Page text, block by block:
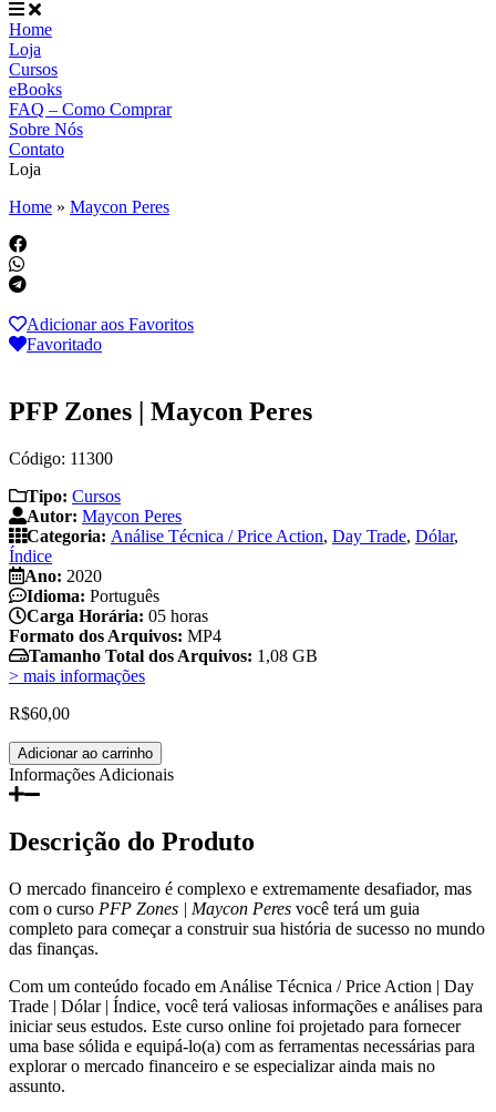
Home
Loja
Cursos
eBooks
FAQ – Como Comprar
Sobre Nós
Contato
Loja
Home » Maycon Peres
Adicionar aos Favoritos
Favoritado
PFP Zones | Maycon Peres
Código: 11300
Tipo: Cursos
Autor: Maycon Peres
Categoria: Análise Técnica / Price Action, Day Trade, Dólar,
Índice
Ano: 2020
Idioma: Português
Carga Horária: 05 horas
Formato dos Arquivos: MP4
Tamanho Total dos Arquivos: 1,08 GB
> mais informações
R$60,00
PFP
Zones
|
Peres
quantidade
Adicionar ao carrinho
Informações Adicionais
Descrição do Produto
O mercado financeiro é complexo e extremamente desafiador, mas
com o curso PFP Zones | Maycon Peres você terá um guia
completo para começar a construir sua história de sucesso no mundo
das finanças.
Com um conteúdo focado em Análise Técnica / Price Action | Day
Trade | Dólar | Índice, você terá valiosas informações e análises para
iniciar seus estudos. Este curso online foi projetado para fornecer
uma base sólida e equipá-lo(a) com as ferramentas necessárias para
explorar o mercado financeiro e se especializar ainda mais no
assunto.